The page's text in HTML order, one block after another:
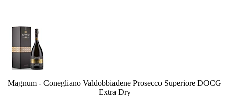
Magnum - Conegliano Valdobbiadene Prosecco Superiore DOCG
Extra Dry